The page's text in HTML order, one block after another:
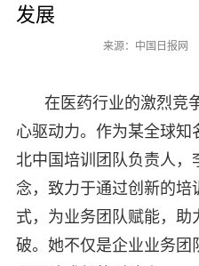
发展
来源：中国日报网
在医药行业的激烈竞
心驱动力。作为某全球知
北中国培训团队负责人，
念，致力于通过创新的培
式，为业务团队赋能，助
破。她不仅是企业业务团